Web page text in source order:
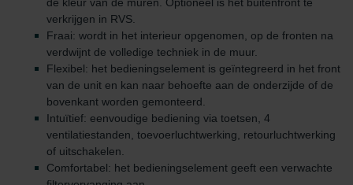
de kleur van de muren. Optioneel is het buitenfront te
verkrijgen in RVS.
Fraai: wordt in het interieur opgenomen, op de fronten na
verdwijnt de volledige techniek in de muur.
Flexibel: het bedieningselement is geïntegreerd in het front
van de unit en kan naar behoefte aan de onderzijde of de
bovenkant worden gemonteerd.
Intuïtief: eenvoudige bediening via toetsen, 4
ventilatiestanden, toevoerluchtwerking, retourluchtwerking
of uitschakelen.
Comfortabel: het bedieningselement geeft een verwachte